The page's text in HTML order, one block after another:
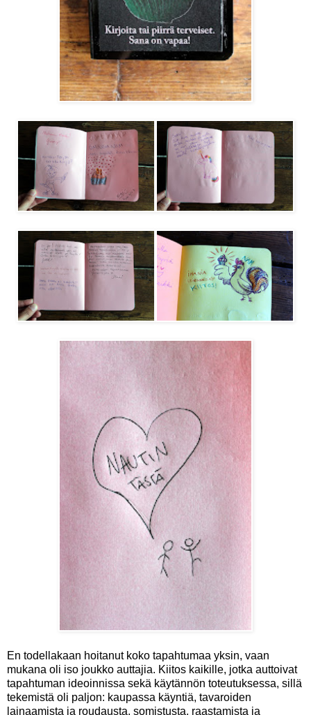
En todellakaan hoitanut koko tapahtumaa yksin, vaan
mukana oli iso joukko auttajia. Kiitos kaikille, jotka auttoivat
tapahtuman ideoinnissa sekä käytännön toteutuksessa, sillä
tekemistä oli paljon: kaupassa käyntiä, tavaroiden
lainaamista ja roudausta, somistusta, raastamista ja